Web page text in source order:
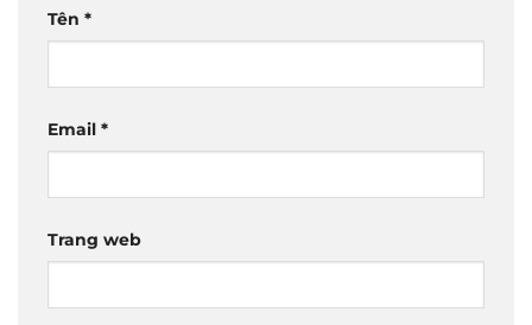
Tên *
Email *
Trang web